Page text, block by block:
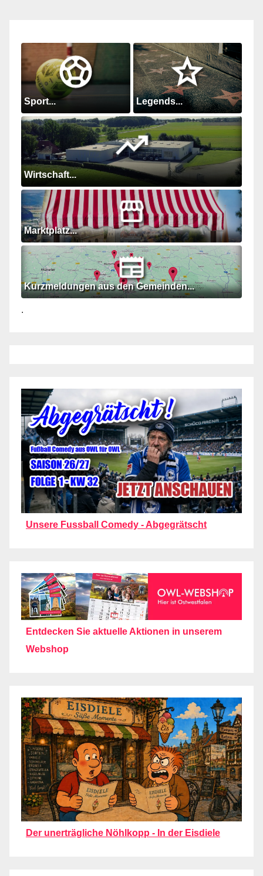
Sport... Legends...
Wirtschaft...
Marktplatz...
Kurzmeldungen aus den Gemeinden...
.
Unsere Fussball Comedy - Abgegrätscht
Entdecken Sie aktuelle Aktionen in unserem
Webshop
Der unerträgliche Nöhlkopp - In der Eisdiele